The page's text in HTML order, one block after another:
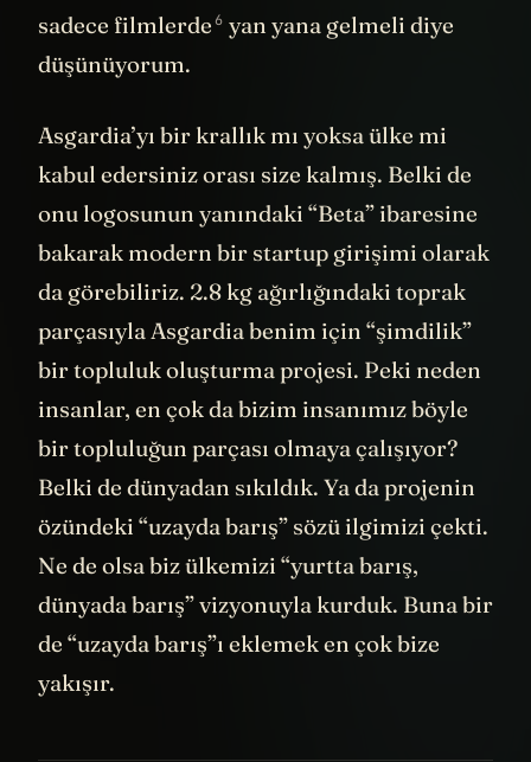
sadece filmlerde6 yan yana gelmeli diye
düşünüyorum.
Asgardia’yı bir krallık mı yoksa ülke mi
kabul edersiniz orası size kalmış. Belki de
onu logosunun yanındaki “Beta” ibaresine
bakarak modern bir startup girişimi olarak
da görebiliriz. 2.8 kg ağırlığındaki toprak
parçasıyla Asgardia benim için “şimdilik”
bir topluluk oluşturma projesi. Peki neden
insanlar, en çok da bizim insanımız böyle
bir topluluğun parçası olmaya çalışıyor?
Belki de dünyadan sıkıldık. Ya da projenin
özündeki “uzayda barış” sözü ilgimizi çekti.
Ne de olsa biz ülkemizi “yurtta barış,
dünyada barış” vizyonuyla kurduk. Buna bir
de “uzayda barış”ı eklemek en çok bize
yakışır.